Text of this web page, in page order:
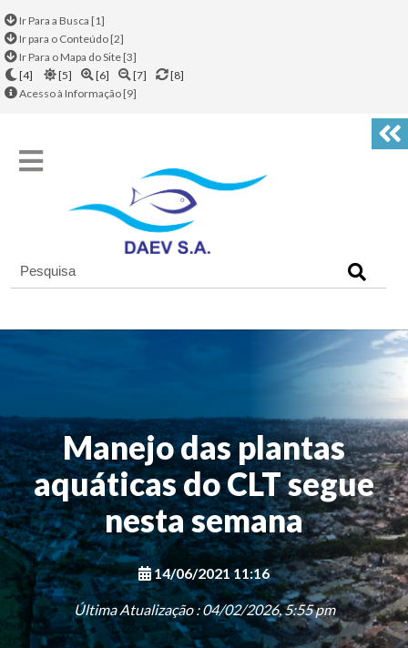
Ir Para a Busca [1]
Ir para o Conteúdo [2]
Ir Para o Mapa do Site [3]
[4]
[5] [6] [7]
[8]
Acesso à Informação [9]
Manejo das plantas
aquáticas do CLT segue
nesta semana
14/06/2021 11:16
Última Atualização : 04/02/2026, 5:55 pm